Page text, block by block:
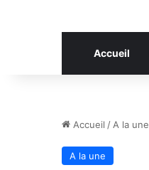
Accueil
Accueil / A la une
A la une